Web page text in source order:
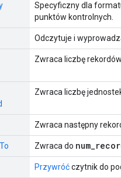
Specyficzny dla
punktów kontrolnych.
Odczytuje i
Zwraca liczbę
Zwraca liczbę
Zwraca następny
Zwraca do
Przywróćczytnik do